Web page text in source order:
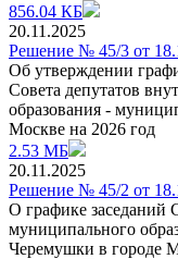
856.04 КБ
20.11.2025
Решение № 45/3 от
Об утверждении
Совета депутатов
образования -
Москве на 2026 год
2.53 МБ
20.11.2025
Решение № 45/2 от
О графике заседаний
муниципального
Черемушки в городе